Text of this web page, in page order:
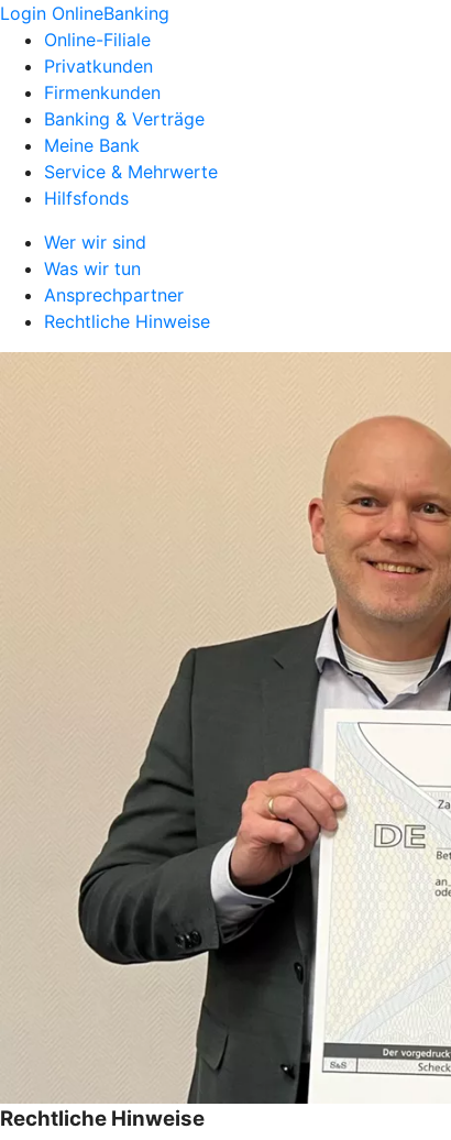
Login OnlineBanking
Online-Filiale
Privatkunden
Firmenkunden
Banking & Verträge
Meine Bank
Service & Mehrwerte
Hilfsfonds
Wer wir sind
Was wir tun
Ansprechpartner
Rechtliche Hinweise
Rechtliche Hinweise